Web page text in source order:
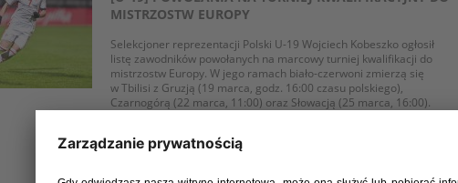
MISTRZOSTW EUROPY
Selekcjoner reprezentacji Polski U-19 Wojciech Kobeszko ogłosił
listę zawodników powołanych na marcowy turniej kwalifikacji do
mistrzostw Europy. W jego ramach biało-czerwoni zmierzą się
w Tbilisi z Gruzją (19 marca, godz. 16:00 czasu polskiego),
Czarnogórą (22 marca, 11:00) oraz Słowacją (25 marca, 16:00).